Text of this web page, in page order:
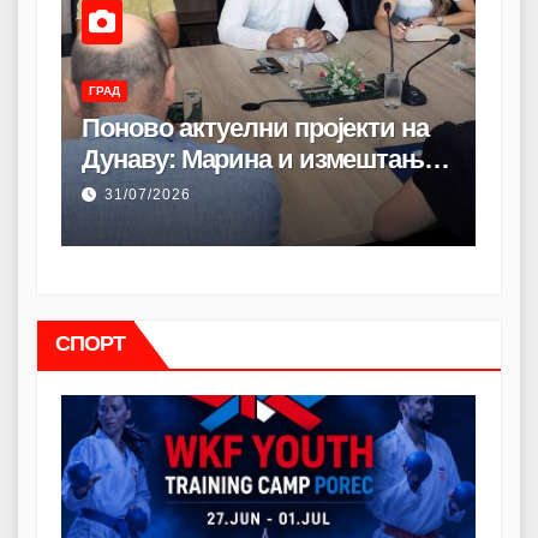
ГРАД
Поново актуелни пројекти на
Дунаву: Марина и измештање
луке
31/07/2026
СПОРТ